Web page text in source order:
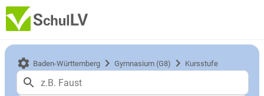
Baden-Württemberg Gymnasium (G8) Kursstufe